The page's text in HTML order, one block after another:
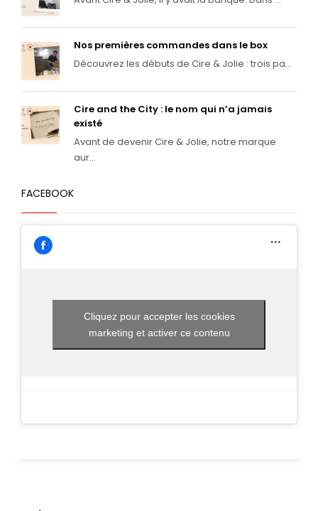
Nos premières commandes dans le box
Découvrez les débuts de Cire & Jolie : trois pa...
Cire and the City : le nom qui n’a jamais
existé
Avant de devenir Cire & Jolie, notre marque
aur...
FACEBOOK
Cliquez pour accepter les cookies
marketing et activer ce contenu